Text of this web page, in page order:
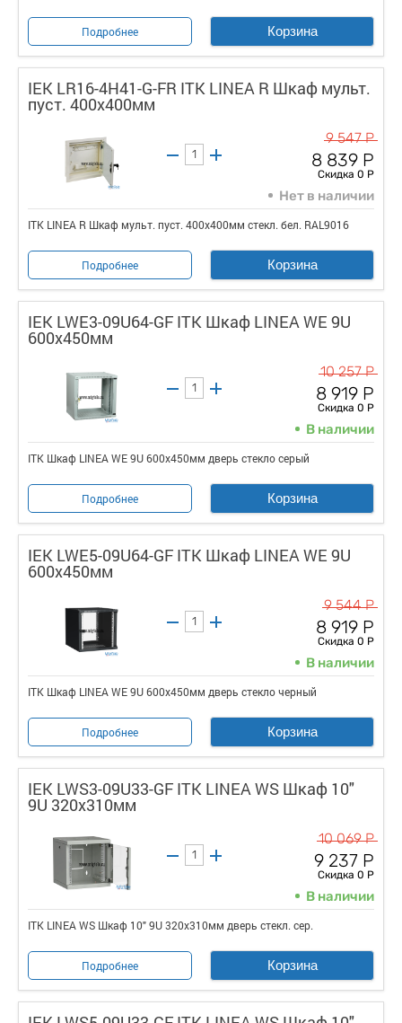
Подробнее Корзина
IEK LR16-4H41-G-FR ITK LINEA R Шкаф мульт.
пуст. 400х400мм
9 547 Р
8 839 Р
Скидка 0 Р
Нет в наличии
ITK LINEA R Шкаф мульт. пуст. 400х400мм стекл. бел. RAL9016
Подробнее Корзина
IEK LWE3-09U64-GF ITK Шкаф LINEA WE 9U
600x450мм
10 257 Р
8 919 Р
Скидка 0 Р
В наличии
ITK Шкаф LINEA WE 9U 600x450мм дверь стекло серый
Подробнее Корзина
IEK LWE5-09U64-GF ITK Шкаф LINEA WE 9U
600x450мм
9 544 Р
8 919 Р
Скидка 0 Р
В наличии
ITK Шкаф LINEA WE 9U 600x450мм дверь стекло черный
Подробнее Корзина
IEK LWS3-09U33-GF ITK LINEA WS Шкаф 10"
9U 320х310мм
10 069 Р
9 237 Р
Скидка 0 Р
В наличии
ITK LINEA WS Шкаф 10" 9U 320х310мм дверь стекл. сер.
Подробнее Корзина